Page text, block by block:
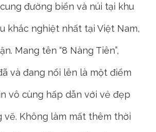
đường biển và núi tại khu
khắc nghiệt nhất tại Việt Nam,
Mang tên “8 Nàng Tiên”,
và đang nổi lên là một điểm
vô cùng hấp dẫn với vẻ đẹp
vẽ. Không làm mất thêm thời